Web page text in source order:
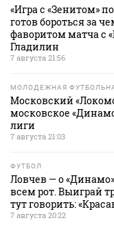
«Игра с «Зенитом»
готов бороться за
фаворитом матча с
Гладилин
7 августа 21:56
МОЛОДЕЖНАЯ
Московский
московское
лиги
7 августа 21:03
ФУТБОЛ
Ловчев — о
всем рот. Выиграй
тут говорить:
7 августа 20:22